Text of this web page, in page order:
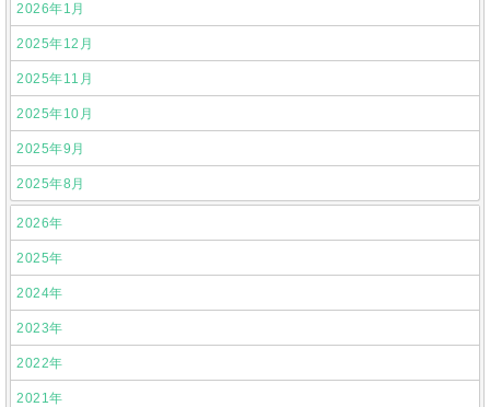
2026年1月
2025年12月
2025年11月
2025年10月
2025年9月
2025年8月
2026年
2025年
2024年
2023年
2022年
2021年